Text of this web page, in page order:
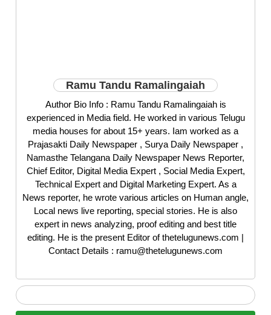
Ramu Tandu Ramalingaiah
Author Bio Info : Ramu Tandu Ramalingaiah is
experienced in Media field. He worked in various Telugu
media houses for about 15+ years. Iam worked as a
Prajasakti Daily Newspaper , Surya Daily Newspaper ,
Namasthe Telangana Daily Newspaper News Reporter,
Chief Editor, Digital Media Expert , Social Media Expert,
Technical Expert and Digital Marketing Expert. As a
News reporter, he wrote various articles on Human angle,
Local news live reporting, special stories. He is also
expert in news analyzing, proof editing and best title
editing. He is the present Editor of thetelugunews.com |
Contact Details : ramu@thetelugunews.com